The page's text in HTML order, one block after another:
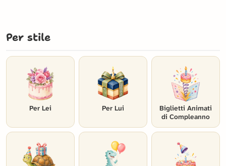
Per stile
Per Lei Per Lui
Biglietti Animati
di Compleanno